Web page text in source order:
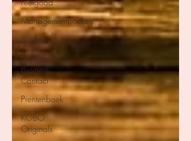
Managementboeken
Boekerij
Uitgever
Business
Contact
Prentenboek
KOBO
Originals